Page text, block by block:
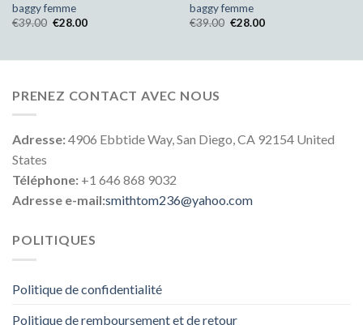
baggy femme
€39.00 €28.00
baggy femme
€39.00 €28.00
PRENEZ CONTACT AVEC NOUS
Adresse:4906 Ebbtide Way, San Diego, CA 92154 United
States
Téléphone: +1 646 868 9032
Adresse e-mail:smithtom236@yahoo.com
POLITIQUES
Politique de confidentialité
Politique de remboursement et de retour